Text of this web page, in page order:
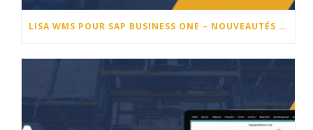
LISA WMS POUR SAP BUSINESS ONE – NOUVEAUTÉS DE LA VERSION 26.2